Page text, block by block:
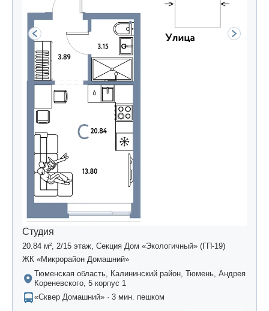
Студия
20.84 м², 2/15 этаж, Секция Дом «Экологичный» (ГП-19)
ЖК «Микрорайон Домашний»
Тюменская область, Калининский район, Тюмень, Андрея
Кореневского, 5 корпус 1
«Сквер Домашний» · 3 мин. пешком